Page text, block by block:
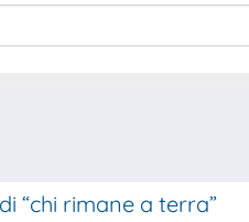
“chi rimane a terra”